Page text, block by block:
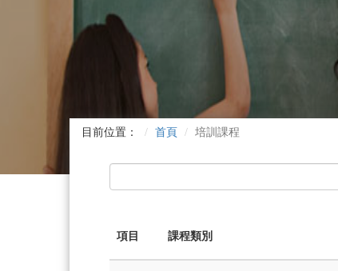
目前位置： 首頁 培訓課程
項目 課程類別